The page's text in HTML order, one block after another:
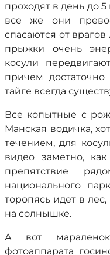
проходят в день до
все же они
спасаются от
прыжки очень
косули
причем
тайге всегда
Все копытные с
Манская водичка,
течением, для
видео заметно,
препятствие
национального
торопясь идет в
на солнышке.
А вот
фотоаппарата